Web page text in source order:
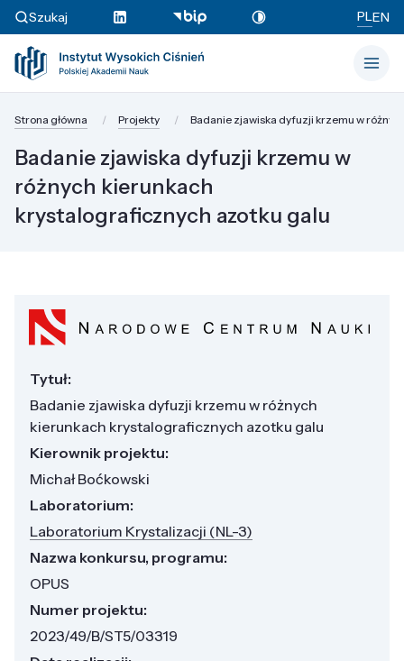
Szukaj PLEN
Strona główna Projekty Badanie zjawiska dyfuzji krzemu w
Badanie zjawiska dyfuzji krzemu w
różnych kierunkach
krystalograficznych azotku galu
Tytuł:
Badanie zjawiska dyfuzji krzemu w różnych
kierunkach krystalograficznych azotku galu
Kierownik projektu:
Michał Boćkowski
Laboratorium:
Laboratorium Krystalizacji (NL-3)
Nazwa konkursu, programu:
OPUS
Numer projektu:
2023/49/B/ST5/03319